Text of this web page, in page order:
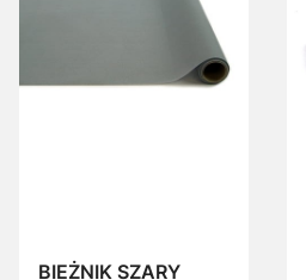
BIEŻNIK SZARY